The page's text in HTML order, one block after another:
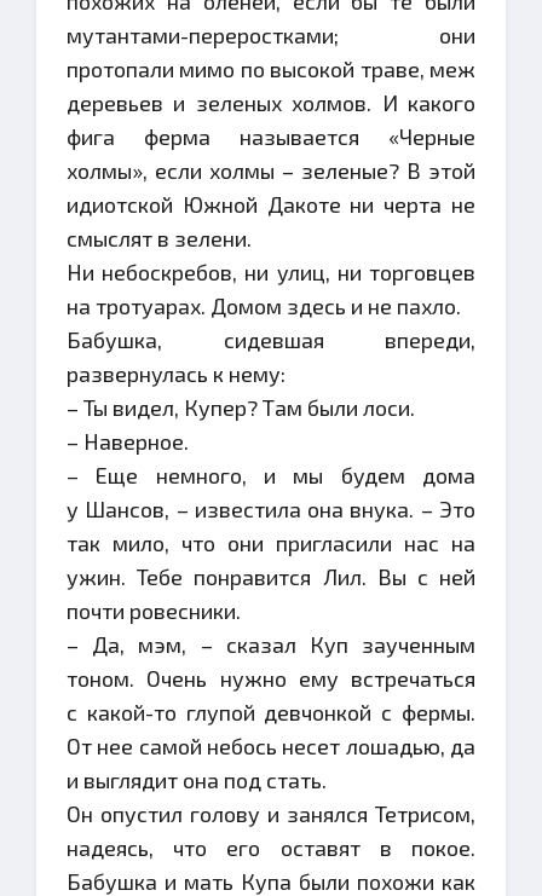
мутантами-переростками; они
протопали мимо по высокой траве, меж
деревьев и зеленых холмов. И какого
фига ферма называется «Черные
холмы», если холмы – зеленые? В этой
идиотской Южной Дакоте ни черта не
смыслят в зелени.
Ни небоскребов, ни улиц, ни торговцев
на тротуарах. Домом здесь и не пахло.
Бабушка, сидевшая впереди,
развернулась к нему:
– Ты видел, Купер? Там были лоси.
– Наверное.
– Еще немного, и мы будем дома
у Шансов, – известила она внука. – Это
так мило, что они пригласили нас на
ужин. Тебе понравится Лил. Вы с ней
почти ровесники.
– Да, мэм, – сказал Куп заученным
тоном. Очень нужно ему встречаться
с какой-то глупой девчонкой с фермы.
От нее самой небось несет лошадью, да
и выглядит она под стать.
Он опустил голову и занялся Тетрисом,
надеясь, что его оставят в покое.
Бабушка и мать Купа были похожи как